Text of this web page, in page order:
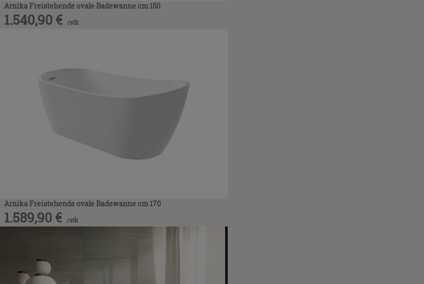
Arnika Freistehende ovale Badewanne cm 150
1.540,90 € /stk
Arnika Freistehende ovale Badewanne cm 170
1.589,90 € /stk